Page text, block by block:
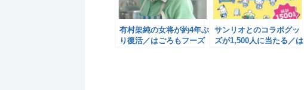
有村架純の女将が約4年ぶ
り復活／はごろもフーズ
サンリオとのコラボグッ
ズが1,500人に当たる／は